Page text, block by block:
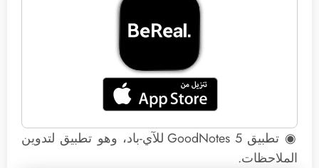
◉ تطبيق GoodNotes 5 للآي-باد، وهو تطبيق لتدوين
الملاحظات.